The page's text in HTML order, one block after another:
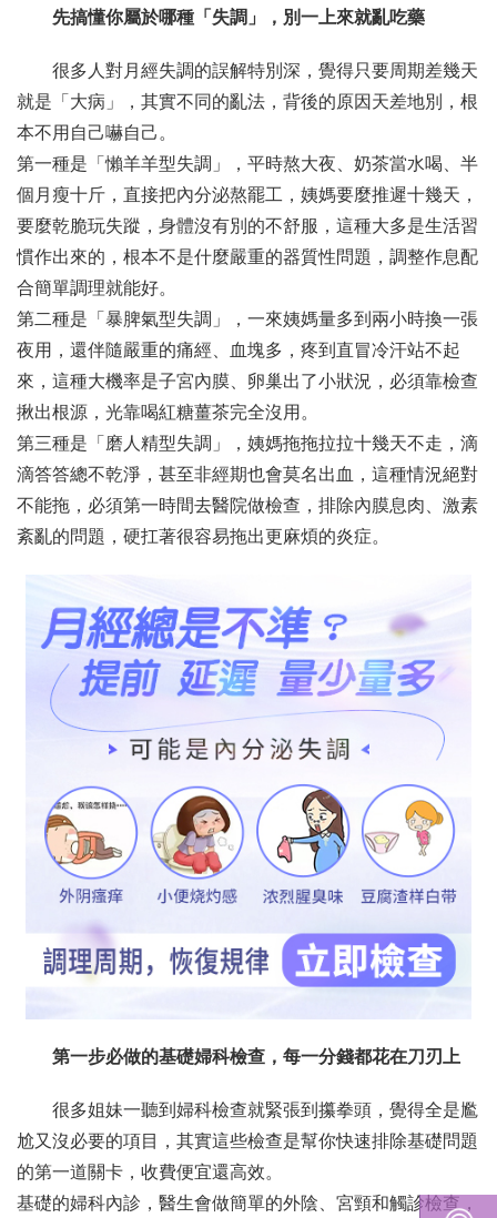
先搞懂你屬於哪種「失調」，別一上來就亂吃藥
很多人對月經失調的誤解特別深，覺得只要周期差幾天
就是「大病」，其實不同的亂法，背後的原因天差地別，根
本不用自己嚇自己。
第一種是「懶羊羊型失調」，平時熬大夜、奶茶當水喝、半
個月瘦十斤，直接把內分泌熬罷工，姨媽要麼推遲十幾天，
要麼乾脆玩失蹤，身體沒有別的不舒服，這種大多是生活習
慣作出來的，根本不是什麼嚴重的器質性問題，調整作息配
合簡單調理就能好。
第二種是「暴脾氣型失調」，一來姨媽量多到兩小時換一張
夜用，還伴隨嚴重的痛經、血塊多，疼到直冒冷汗站不起
來，這種大機率是子宮內膜、卵巢出了小狀況，必須靠檢查
揪出根源，光靠喝紅糖薑茶完全沒用。
第三種是「磨人精型失調」，姨媽拖拖拉拉十幾天不走，滴
滴答答總不乾淨，甚至非經期也會莫名出血，這種情況絕對
不能拖，必須第一時間去醫院做檢查，排除內膜息肉、激素
紊亂的問題，硬扛著很容易拖出更麻煩的炎症。
第一步必做的基礎婦科檢查，每一分錢都花在刀刃上
很多姐妹一聽到婦科檢查就緊張到攥拳頭，覺得全是尷
尬又沒必要的項目，其實這些檢查是幫你快速排除基礎問題
的第一道關卡，收費便宜還高效。
基礎的婦科內診，醫生會做簡單的外陰、宮頸和觸診檢查，